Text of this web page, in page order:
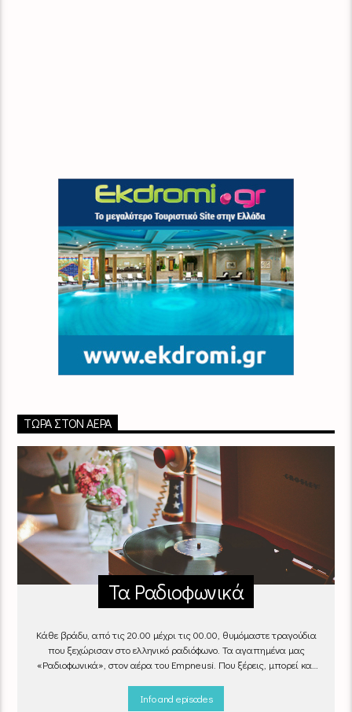
ΤΏΡΑ ΣΤΟΝ ΑΈΡΑ
Τα Ραδιοφωνικά
Κάθε βράδυ, από τις 20.00 μέχρι τις 00.00, θυμόμαστε τραγούδια
που ξεχώρισαν στο ελληνικό ραδιόφωνο. Τα αγαπημένα μας
«Ραδιοφωνικά», στον αέρα του Empneusi. Που ξέρεις, μπορεί και
:00 – 00:00στονEmpneusi 107 FM
Info and episodes